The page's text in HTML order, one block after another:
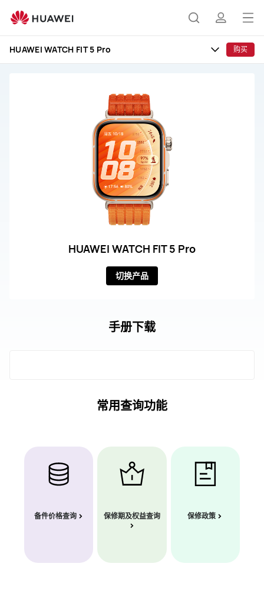
WATCH
打
开
HUAWEI WATCH FIT 5 Pro 购买
HUAWEI WATCH FIT 5 Pro
切换产品
手册下载
常用查询功能
备件价格查询 保修期及权益查询 保修政策